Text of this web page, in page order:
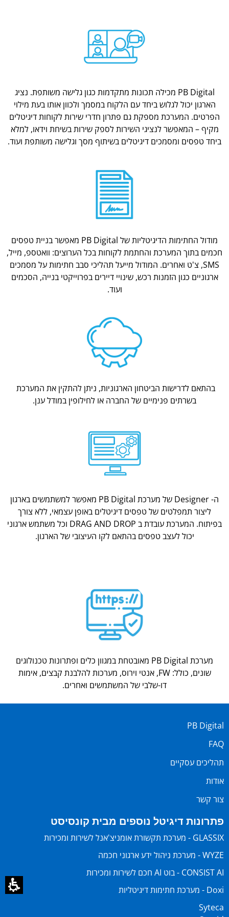
PB Digital מכילה תכונות מתקדמות כגון גלישה משותפת. נציג
הארגון יכול לגלוש ביחד עם הלקוח במסמך ולכוון אותו בעת מילוי
הפרטים. המערכת מספקת גם פתרון חדרי שירות לקוחות דיגיטלים
מקיף – המאפשר לנציגי השירות לספק שירות בשיחת וידאו, למלא
ביחד טפסים ומסמכים דיגיטלים בשיתוף מסך וגלישה משותפת ועוד.
מודול החתימות הדיגיטליות של PB Digital מאפשר בניית טפסים
חכמים בתוך המערכת והחתמת לקוחות בכל הערוצים: וואטספ, מייל,
SMS, צ'ט ואחרים. המודול מייעל תהליכי סבב חתימות על מסמכים
ארגוניים כגון הזמנות רכש, שינויי דיירים בפרוייקטי בנייה, הסכמים
ועוד.
בהתאם לדרישות הביטחון הארגוניות, ניתן להתקין את המערכת
בשרתים פנימיים של החברה או לחילופין במודל ענן.
ה- Designer של מערכת PB Digital מאפשר למשתמשים בארגון
ליצור תמפלטים של טפסים דיגיטלים באופן עצמאי, ללא צורך
בפיתוח. המערכת עובדת ב DRAG AND DROP וכל משתמש ארגוני
יכול לעצב טפסים בהתאם לקו העיצובי של הארגון.
מערכת PB Digital מאובטחת במגוון כלים ופתרונות טכנולוגים
שונים, כולל: FW, אנטי וירוס, מערכות להלבנת קבצים, אימות
דו-שלבי של המשתמשים ואחרים.
PB Digital
FAQ
תהליכים עסקיים
אודות
צור קשר
פתרונות דיגיטל נוספים מבית קונסיסט
GLASSIX - מערכת תקשורת אומניצ'אנל לשירות ומכירות
WYZE - מערכת ניהול ידע ארגוני חכמה
CONSIST AI - בוט AI חכם לשירות ומכירות
Doxi - מערכת חתימות דיגיטליות
Syteca